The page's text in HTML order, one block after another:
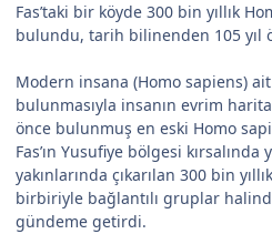
Fas’taki bir köyde 300 bin yıllık
bulundu, tarih bilinenden 105 yıl
Modern insana (Homo sapiens)
bulunmasıyla insanın evrim
önce bulunmuş en eski Homo
Fas’ın Yusufiye bölgesi
yakınlarında çıkarılan 300 bin
birbiriyle bağlantılı gruplar
gündeme getirdi.